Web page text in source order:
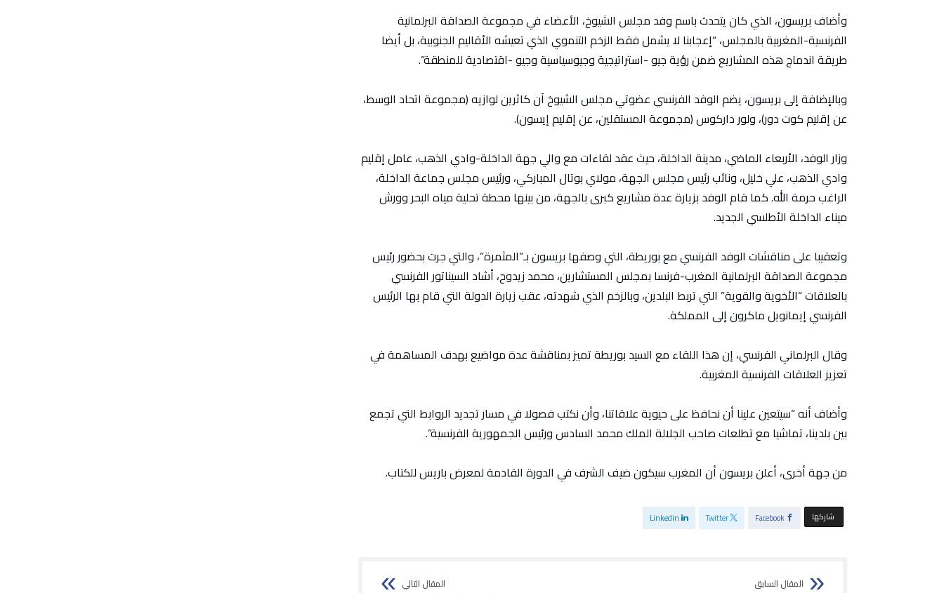
وأضاف بريسون، الذي كان يتحدث باسم وفد مجلس الشيوخ، الأعضاء في مجموعة الصداقة البرلمانية
الفرنسية-المغربية بالمجلس، “إعجابنا لا يشمل فقط الزخم التنموي الذي تعيشه الأقاليم الجنوبية، بل أيضا
طريقة اندماج هذه المشاريع ضمن رؤية جيو -استراتيجية وجيوسياسية وجيو -اقتصادية للمنطقة”.
وبالإضافة إلى بريسون، يضم الوفد الفرنسي عضوتي مجلس الشيوخ آن كاثرين لوازيه (مجموعة اتحاد الوسط،
عن إقليم كوت دور)، ولور داركوس (مجموعة المستقلين، عن إقليم إيسون).
وزار الوفد، الأربعاء الماضي، مدينة الداخلة، حيث عقد لقاءات مع والي جهة الداخلة-وادي الذهب، عامل إقليم
وادي الذهب، علي خليل، ونائب رئيس مجلس الجهة، مولاي بوتال المباركي، ورئيس مجلس جماعة الداخلة،
الراغب حرمة الله. كما قام الوفد بزيارة عدة مشاريع كبرى بالجهة، من بينها محطة تحلية مياه البحر وورش
ميناء الداخلة الأطلسي الجديد.
وتعقيبا على مناقشات الوفد الفرنسي مع بوريطة، التي وصفها بريسون بـ”المثمرة”، والتي جرت بحضور رئيس
مجموعة الصداقة البرلمانية المغرب-فرنسا بمجلس المستشارين، محمد زيدوح، أشاد السيناتور الفرنسي
بالعلاقات “الأخوية والقوية” التي تربط البلدين، وبالزخم الذي شهدته، عقب زيارة الدولة التي قام بها الرئيس
الفرنسي إيمانويل ماكرون إلى المملكة.
وقال البرلماني الفرنسي، إن هذا اللقاء مع السيد بوريطة تميز بمناقشة عدة مواضيع بهدف المساهمة في
تعزيز العلاقات الفرنسية المغربية.
وأضاف أنه “سيتعين علينا أن نحافظ على حيوية علاقاتنا، وأن نكتب فصولا في مسار تجديد الروابط التي تجمع
بين بلدينا، تماشيا مع تطلعات صاحب الجلالة الملك محمد السادس ورئيس الجمهورية الفرنسية”.
من جهة أخرى، أعلن بريسون أن المغرب سيكون ضيف الشرف في الدورة القادمة لمعرض باريس للكتاب.
‫‫ شاركها‬ Facebook
Twitter
Linkedin